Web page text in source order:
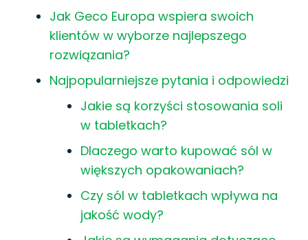
Jak Geco Europa wspiera swoich
klientów w wyborze najlepszego
rozwiązania?
Najpopularniejsze pytania i odpowiedzi
Jakie są korzyści stosowania soli
w tabletkach?
Dlaczego warto kupować sól w
większych opakowaniach?
Czy sól w tabletkach wpływa na
jakość wody?